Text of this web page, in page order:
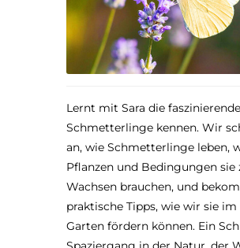
Lernt mit Sara die
Schmetterlinge kennen. Wir
an, wie Schmetterlinge leben,
Pflanzen und Bedingungen sie
Wachsen brauchen, und
praktische Tipps, wie wir sie
Garten fördern können. Ein